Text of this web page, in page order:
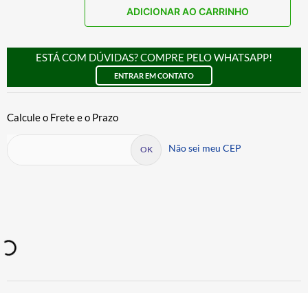
ADICIONAR AO CARRINHO
ESTÁ COM DÚVIDAS? COMPRE PELO WHATSAPP!
ENTRAR EM CONTATO
Não sei meu CEP